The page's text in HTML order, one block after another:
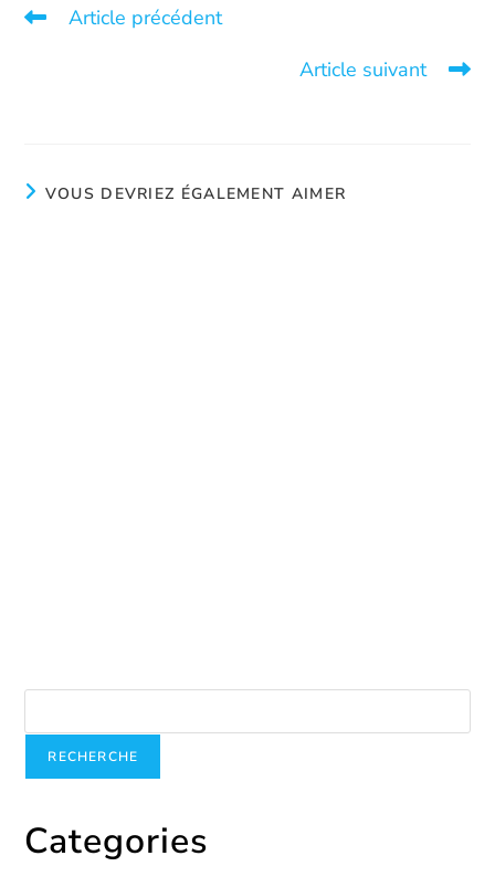
Article précédent
Article suivant
VOUS DEVRIEZ ÉGALEMENT AIMER
RECHERCHE
Categories